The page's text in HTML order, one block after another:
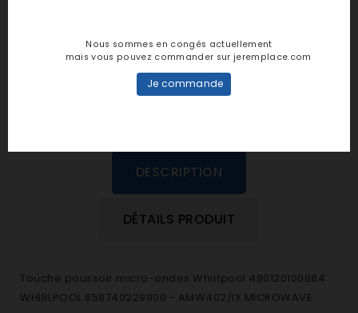
dans cette langue
DESCRIPTION
DÉTAILS PRODUIT
Touche poussoir micro-ondes Whirlpool 480120100884
WHIRLPOOL 858740229900 - AMW402/IX MICROWAVE
Nous sommes en congés actuellement
mais vous pouvez commander sur jeremplace.com
Je commande